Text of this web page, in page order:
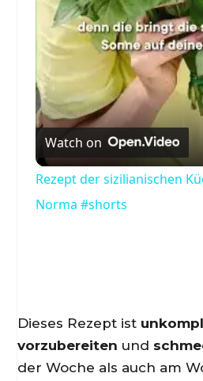
Watch on
Rezept der sizilianischen
Norma #shorts
Dieses Rezept ist
vorzubereiten und
der Woche als auch am